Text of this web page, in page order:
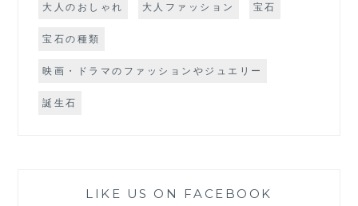
大人のおしゃれ 大人ファッション 宝石
宝石の種類
映画・ドラマのファッションやジュエリー
誕生石
LIKE US ON FACEBOOK